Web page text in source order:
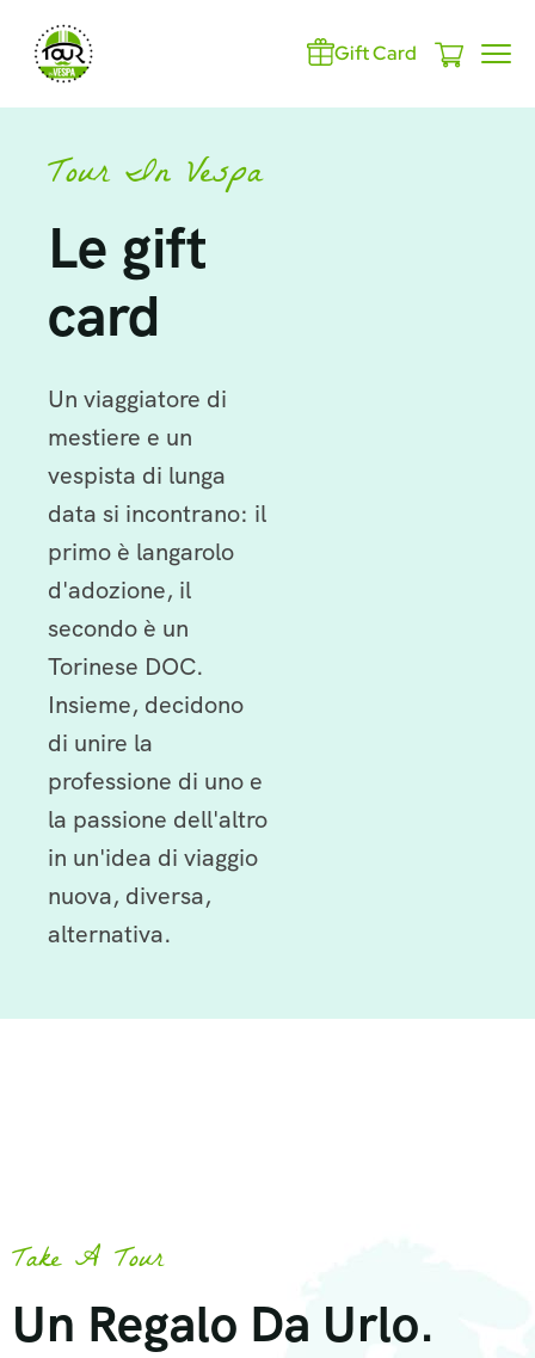
Gift Card
Tour In Vespa
Le gift
card
Un viaggiatore di
mestiere e un
vespista di lunga
data si incontrano: il
primo è langarolo
d'adozione, il
secondo è un
Torinese DOC.
Insieme, decidono
di unire la
professione di uno e
la passione dell'altro
in un'idea di viaggio
nuova, diversa,
alternativa.
Take A Tour
Un Regalo Da Urlo.